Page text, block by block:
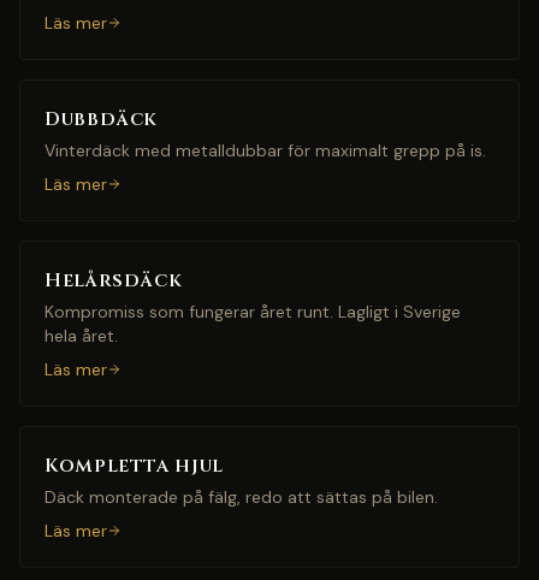
Läs mer
Dubbdäck
Vinterdäck med metalldubbar för maximalt grepp på is.
Läs mer
Helårsdäck
Kompromiss som fungerar året runt. Lagligt i Sverige
hela året.
Läs mer
Kompletta hjul
Däck monterade på fälg, redo att sättas på bilen.
Läs mer